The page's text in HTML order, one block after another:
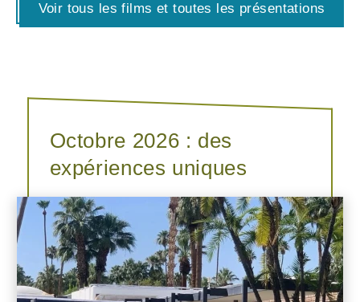
Voir tous les films et toutes les présentations
Octobre 2026 : des
expériences uniques